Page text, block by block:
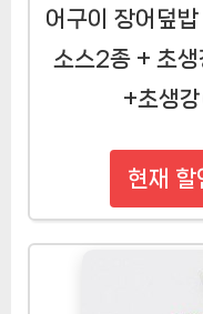
어구이 장어덮
소스2종 + 초
+초생
현재 할